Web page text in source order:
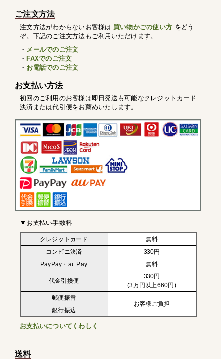
ご注文方法
注文方法がわからないお客様は 買い物かごの使い方 をどう
ぞ。下記のご注文方法もご利用いただけます。
・ メールでのご注文
・ FAXでのご注文
・ お電話でのご注文
お支払い方法
初回のご利用のお客様は即日発送も可能なクレジットカード
決済または代引便をお薦めいたします。
▼お支払い手数料
クレジットカード
無料
コンビニ決済
330円
PayPay・au Pay
無料
代金引換便
330円
(3万円以上660円)
郵便振替
お客様ご負担
銀行振込
お支払いについてくわしく
送料